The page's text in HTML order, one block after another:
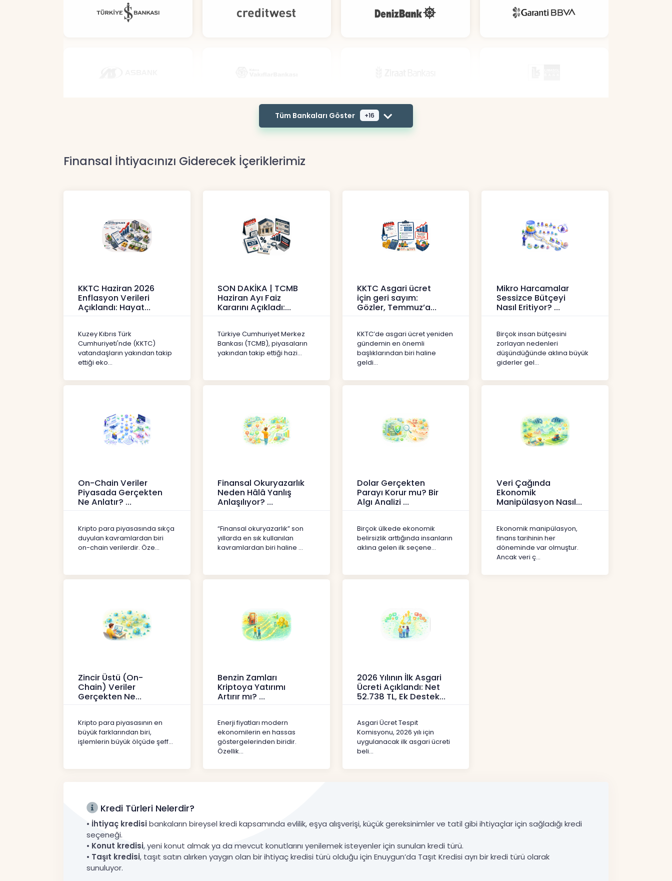
Tüm Bankaları Göster +16
Finansal İhtiyacınızı Giderecek İçeriklerimiz
KKTC Haziran 2026
Enflasyon Verileri
Açıklandı: Hayat
Haberler
Kuzey Kıbrıs Türk
Cumhuriyeti'nde (KKTC)
vatandaşların yakından takip
ettiği eko...
SON DAKİKA | TCMB
Haziran Ayı Faiz
Kararını Açıkladı:
Haberler
Türkiye Cumhuriyet Merkez
Bankası (TCMB), piyasaların
yakından takip ettiği hazi...
KKTC Asgari ücret
için geri sayım:
Gözler, Temmuz’a
Haberler
KKTC’de asgari ücret yeniden
gündemin en önemli
başlıklarından biri haline
geldi...
Mikro Harcamalar
Sessizce Bütçeyi
Nasıl Eritiyor?
Birçok insan bütçesini
zorlayan nedenleri
düşündüğünde aklına büyük
giderler gel...
On-Chain Veriler
Piyasada Gerçekten
Ne Anlatır?
Kripto para piyasasında sıkça
duyulan kavramlardan biri
on-chain verilerdir. Öze...
Finansal Okuryazarlık
Neden Hâlâ Yanlış
Anlaşılıyor?
“Finansal okuryazarlık” son
yıllarda en sık kullanılan
kavramlardan biri haline ...
Dolar Gerçekten
Parayı Korur mu? Bir
Algı Analizi
Birçok ülkede ekonomik
belirsizlik arttığında insanların
aklına gelen ilk seçene...
Veri Çağında
Ekonomik
Manipülasyon Nasıl
Ekonomik manipülasyon,
finans tarihinin her
döneminde var olmuştur.
Ancak veri ç...
Zincir Üstü (On-
Chain) Veriler
Gerçekten Ne
Kripto para piyasasının en
büyük farklarından biri,
işlemlerin büyük ölçüde şeff...
Benzin Zamları
Kriptoya Yatırımı
Artırır mı?
Enerji fiyatları modern
ekonomilerin en hassas
göstergelerinden biridir.
Özellik...
2026 Yılının İlk Asgari
Ücreti Açıklandı: Net
52.738 TL, Ek Destek
Asgari Ücret Tespit
Komisyonu, 2026 yılı için
uygulanacak ilk asgari ücreti
beli...
Kredi Türleri Nelerdir?
• İhtiyaç kredisibankaların bireysel kredi kapsamında evlilik, eşya alışverişi, küçük gereksinimler ve tatil gibi ihtiyaçlar için sağladığı kredi
seçeneği.
• Konut kredisi, yeni konut almak ya da mevcut konutlarını yenilemek isteyenler için sunulan kredi türü.
• Taşıt kredisi, taşıt satın alırken yaygın olan bir ihtiyaç kredisi türü olduğu için Enuygun’da Taşıt Kredisi ayrı bir kredi türü olarak
sunuluyor.